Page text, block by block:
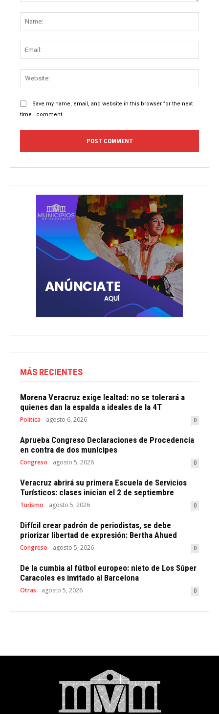
Save my name, email, and website in this browser for the next
time I comment.
MÁS RECIENTES
Morena Veracruz exige lealtad: no se tolerará a
quienes dan la espalda a ideales de la 4T
Politica agosto 6, 2026 0
Aprueba Congreso Declaraciones de Procedencia
en contra de dos munícipes
Congreso agosto 5, 2026 0
Veracruz abrirá su primera Escuela de Servicios
Turísticos: clases inician el 2 de septiembre
Turismo agosto 5, 2026 0
Difícil crear padrón de periodistas, se debe
priorizar libertad de expresión: Bertha Ahued
Congreso agosto 5, 2026 0
De la cumbia al fútbol europeo: nieto de Los Súper
Caracoles es invitado al Barcelona
Otras agosto 5, 2026 0